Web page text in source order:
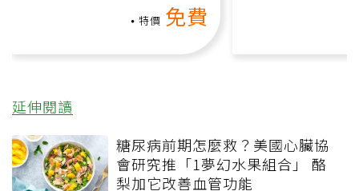
特價 免費
延伸閱讀
糖尿病前期怎麼救？美國心臟協
會研究推「1夢幻水果組合」 酪
梨加它改善血管功能